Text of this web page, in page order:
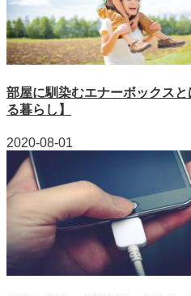
部屋に馴染むエナーボックス
る暮らし】
2020-08-01